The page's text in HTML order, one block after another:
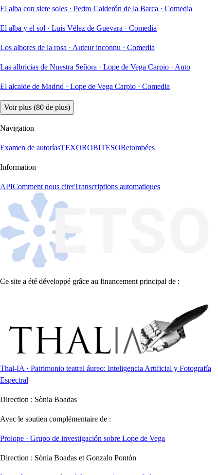
El alba con siete soles · Pedro Calderón de la Barca · Comedia
El alba y el sol · Luis Vélez de Guevara · Comedia
Los albores de la rosa · Auteur inconnu · Comedia
Las albricias de Nuestra Señora · Lope de Vega Carpio · Auto
El alcaide de Madrid · Lope de Vega Carpio · Comedia
Voir plus (80 de plus)
Navigation
Examen de autoríasTEXOROBITESORetombées
Information
APIComment nous citerTranscriptions automatiques
Ce site a été développé grâce au financement principal de :
Thal-IA · Patrimonio teatral áureo: Inteligencia Artificial y Fotografía
Espectral
Direction : Sònia Boadas
Avec le soutien complémentaire de :
Prolope · Grupo de investigación sobre Lope de Vega
Direction : Sònia Boadas et Gonzalo Pontón